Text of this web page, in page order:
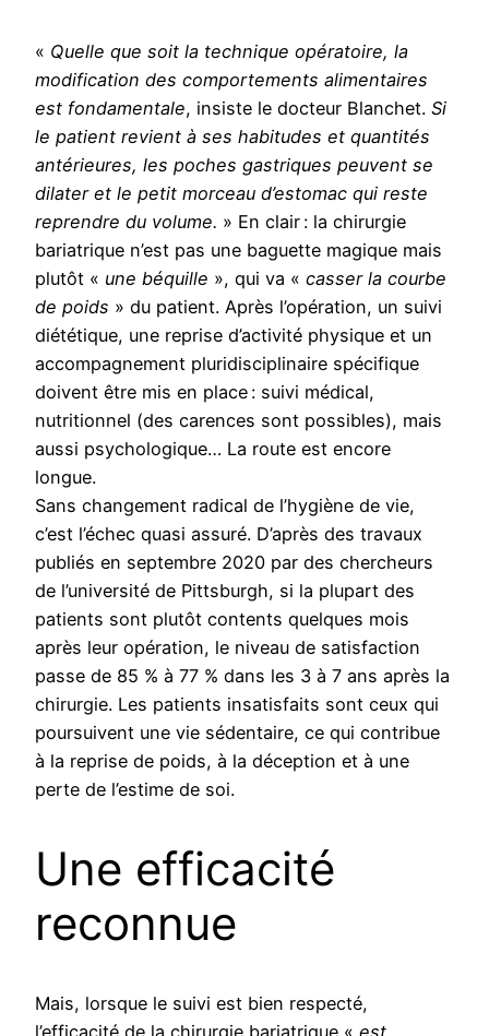
« Quelle que soit la technique opératoire, la
modification des comportements alimentaires
est fondamentale, insiste le docteur Blanchet. Si
le patient revient à ses habitudes et quantités
antérieures, les poches gastriques peuvent se
dilater et le petit morceau d’estomac qui reste
reprendre du volume. » En clair : la chirurgie
bariatrique n’est pas une baguette magique mais
plutôt « une béquille », qui va « casser la courbe
de poids » du patient. Après l’opération, un suivi
diététique, une reprise d’activité physique et un
accompagnement pluridisciplinaire spécifique
doivent être mis en place : suivi médical,
nutritionnel (des carences sont possibles), mais
aussi psychologique… La route est encore
longue.
Sans changement radical de l’hygiène de vie,
c’est l’échec quasi assuré. D’après des travaux
publiés en septembre 2020 par des chercheurs
de l’université de Pittsburgh, si la plupart des
patients sont plutôt contents quelques mois
après leur opération, le niveau de satisfaction
passe de 85 % à 77 % dans les 3 à 7 ans après la
chirurgie. Les patients insatisfaits sont ceux qui
poursuivent une vie sédentaire, ce qui contribue
à la reprise de poids, à la déception et à une
perte de l’estime de soi.
Une efficacité
reconnue
Mais, lorsque le suivi est bien respecté,
l’efficacité de la chirurgie bariatrique « est